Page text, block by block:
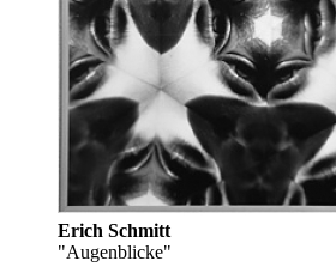
Erich Schmitt
"Augenblicke"